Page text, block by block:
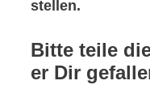
stellen.
Bitte teile
er Dir